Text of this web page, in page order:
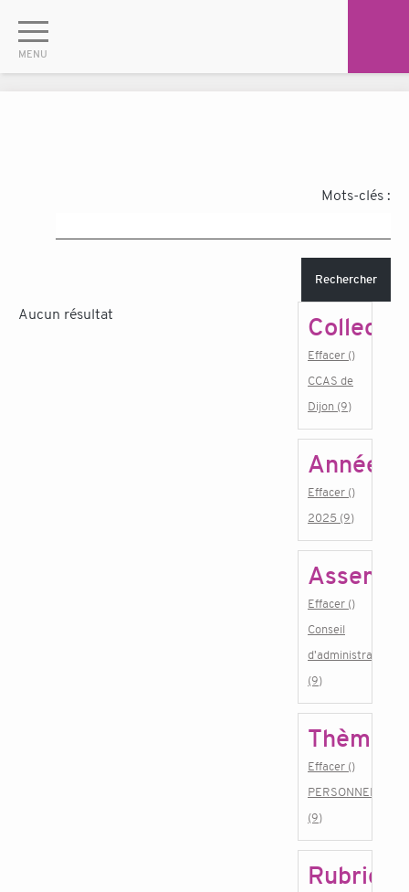
Mots-clés :
Rechercher
Aucun résultat
Effacer ()
CCAS de
Dijon (9)
Année
Effacer ()
2025 (9)
Effacer ()
Conseil
d'administration
(9)
Thème
Effacer ()
PERSONNEL
(9)
Rubrique